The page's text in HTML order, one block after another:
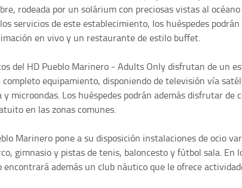
rodeada por un solárium con preciosas vistas al océano
servicios de este establecimiento, los huéspedes
en vivo y un restaurante de estilo buffet.
del HD Pueblo Marinero - Adults Only disfrutan de un
equipamiento, disponiendo de televisión vía
y microondas. Los huéspedes podrán además disfrutar de
en las zonas comunes.
Marinero pone a su disposición instalaciones de ocio
gimnasio y pistas de tenis, baloncesto y fútbol sala. En
además un club náutico que le ofrece